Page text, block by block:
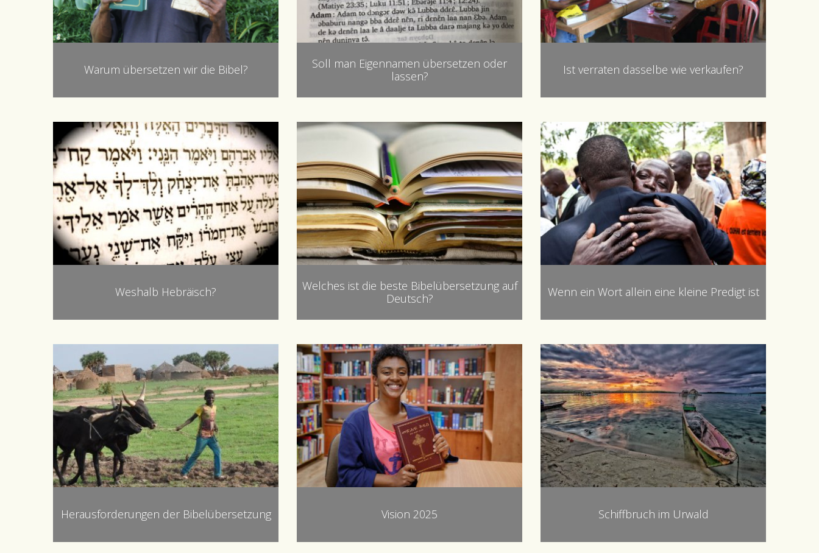
Warum übersetzen wir die Bibel?
Soll man Eigennamen übersetzen oder
lassen?
Ist verraten dasselbe wie verkaufen?
Weshalb Hebräisch?
Welches ist die beste Bibelübersetzung auf
Deutsch?
Wenn ein Wort allein eine kleine Predigt ist
Herausforderungen der Bibelübersetzung Vision 2025 Schiffbruch im Urwald